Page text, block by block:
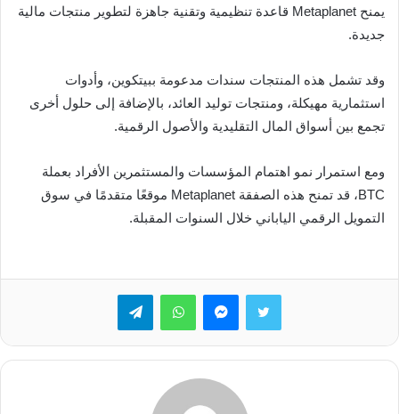
يمنح Metaplanet قاعدة تنظيمية وتقنية جاهزة لتطوير منتجات مالية
جديدة.
وقد تشمل هذه المنتجات سندات مدعومة ببيتكوين، وأدوات
استثمارية مهيكلة، ومنتجات توليد العائد، بالإضافة إلى حلول أخرى
تجمع بين أسواق المال التقليدية والأصول الرقمية.
ومع استمرار نمو اهتمام المؤسسات والمستثمرين الأفراد بعملة
BTC، قد تمنح هذه الصفقة Metaplanet موقعًا متقدمًا في سوق
التمويل الرقمي الياباني خلال السنوات المقبلة.
تويتر ماسنجرواتساب تيلقرام